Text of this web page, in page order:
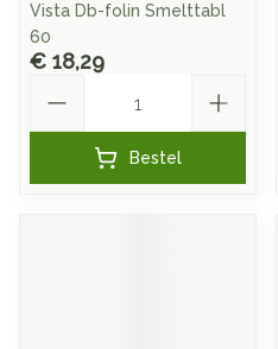
Vista Db-folin Smelttabl
60
€ 18,29
Bestel